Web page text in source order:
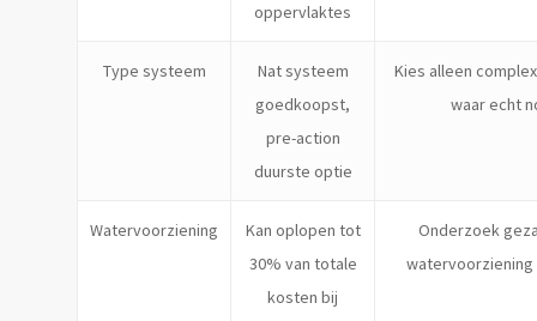
oppervlaktes
Type systeem
Nat systeem
goedkoopst,
pre-action
duurste optie
Kies alleen
waar echt
Watervoorziening
Kan oplopen tot
30% van totale
kosten bij
Onderzoek
watervoorziening